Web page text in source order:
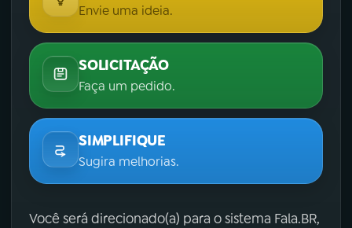
Envie uma ideia.
SOLICITAÇÃO
Faça um pedido.
SIMPLIFIQUE
Sugira melhorias.
Você será direcionado(a) para o sistema Fala.BR,